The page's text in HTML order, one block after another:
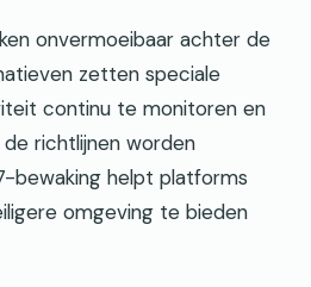
onvermoeibaar achter de
zetten speciale
continu te monitoren en
richtlijnen worden
bewaking helpt platforms
omgeving te bieden